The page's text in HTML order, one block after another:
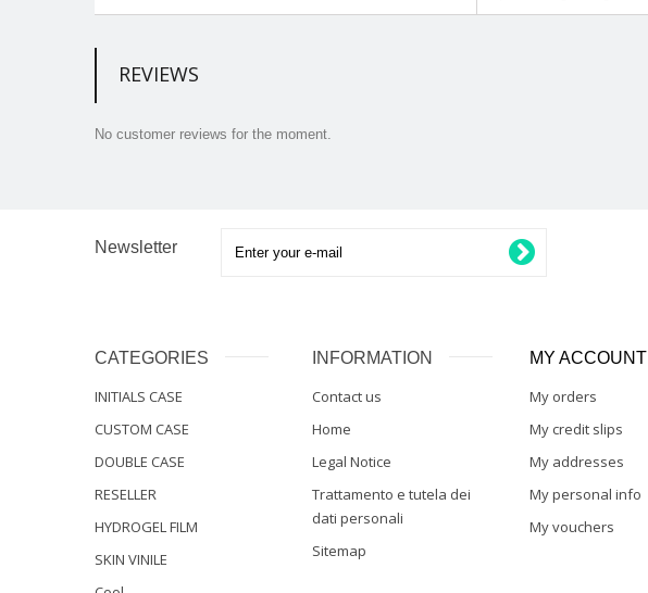
REVIEWS
No customer reviews for the moment.
Newsletter
CATEGORIES
INITIALS CASE
CUSTOM CASE
DOUBLE CASE
RESELLER
HYDROGEL FILM
SKIN VINILE
INFORMATION
Contact us
Home
Legal Notice
Trattamento e tutela dei
dati personali
Sitemap
MY ACCOUNT
My orders
My credit slips
My addresses
My personal info
My vouchers